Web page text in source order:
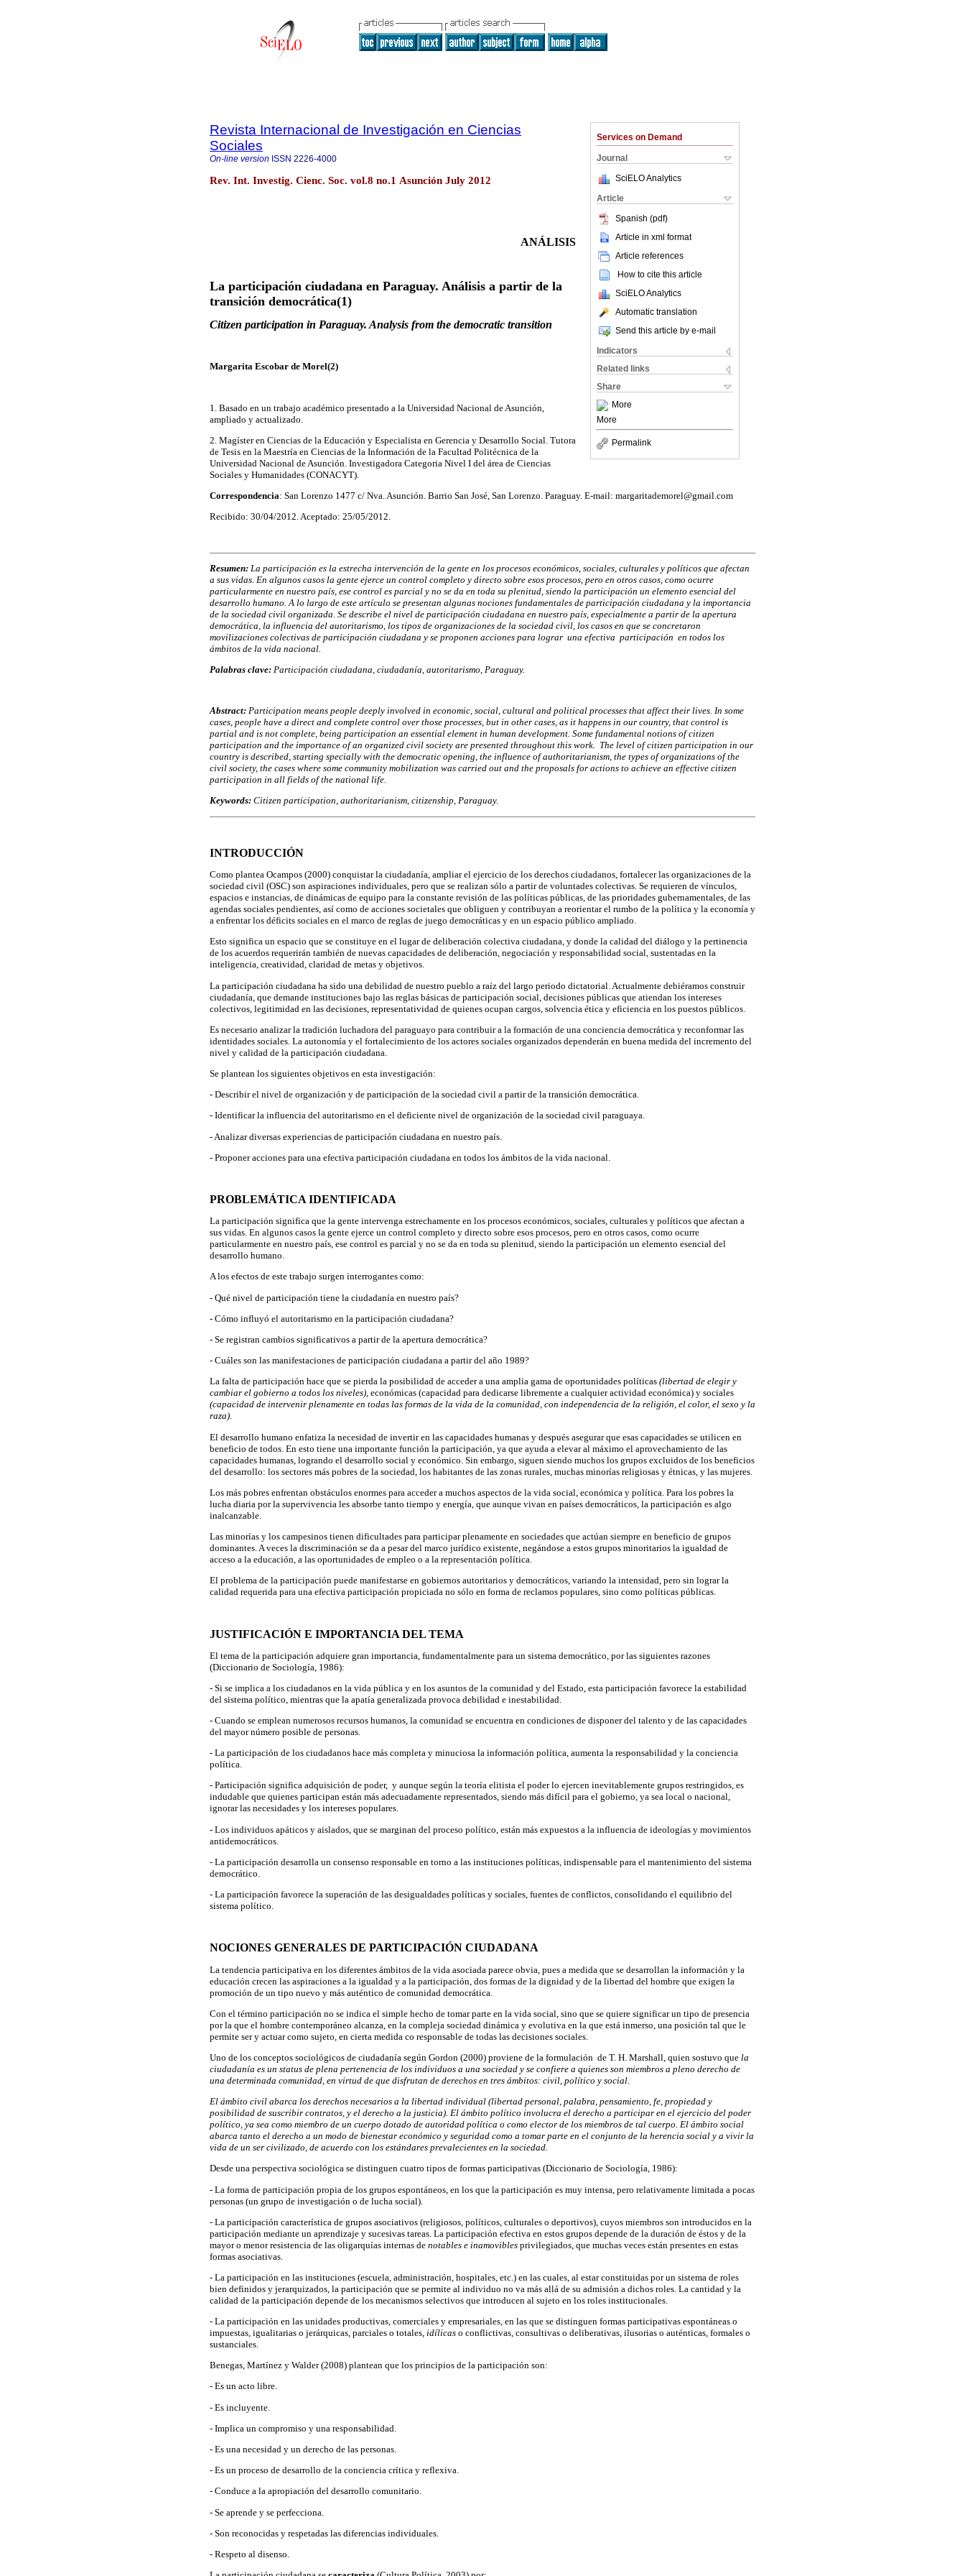
Services on Demand
Journal
SciELO Analytics
Article
Spanish (pdf)
Article in xml format
Article references
How to cite this article
SciELO Analytics
Automatic translation
Send this article by e-mail
Indicators
Related links
Share
More
More
Permalink
Revista Internacional de Investigación en Ciencias
Sociales
On-line version ISSN 2226-4000
Rev. Int. Investig. Cienc. Soc. vol.8 no.1 Asunción July 2012
ANÁLISIS
La participación ciudadana en Paraguay. Análisis a partir de la
transición democrática(1)
Citizen participation in Paraguay. Analysis from the democratic transition
Margarita Escobar de Morel(2)
1. Basado en un trabajo académico presentado a la Universidad Nacional de Asunción,
ampliado y actualizado.
2. Magíster en Ciencias de la Educación y Especialista en Gerencia y Desarrollo Social. Tutora
de Tesis en la Maestría en Ciencias de la Información de la Facultad Politécnica de la
Universidad Nacional de Asunción. Investigadora Categoria Nivel I del área de Ciencias
Sociales y Humanidades (CONACYT).
Correspondencia: San Lorenzo 1477 c/ Nva. Asunción. Barrio San José, San Lorenzo. Paraguay. E-mail: margaritademorel@gmail.com
Recibido: 30/04/2012. Aceptado: 25/05/2012.
Resumen: La participación es la estrecha intervención de la gente en los procesos económicos, sociales, culturales y políticos que afectan
a sus vidas. En algunos casos la gente ejerce un control completo y directo sobre esos procesos, pero en otros casos, como ocurre
particularmente en nuestro país, ese control es parcial y no se da en toda su plenitud, siendo la participación un elemento esencial del
desarrollo humano. A lo largo de este artículo se presentan algunas nociones fundamentales de participación ciudadana y la importancia
de la sociedad civil organizada. Se describe el nivel de participación ciudadana en nuestro país, especialmente a partir de la apertura
democrática, la influencia del autoritarismo, los tipos de organizaciones de la sociedad civil, los casos en que se concretaron
movilizaciones colectivas de participación ciudadana y se proponen acciones para lograr una efectiva participación en todos los
ámbitos de la vida nacional.
Palabras clave: Participación ciudadana, ciudadanía, autoritarismo, Paraguay.
Abstract: Participation means people deeply involved in economic, social, cultural and political processes that affect their lives. In some
cases, people have a direct and complete control over those processes, but in other cases, as it happens in our country, that control is
partial and is not complete, being participation an essential element in human development. Some fundamental notions of citizen
participation and the importance of an organized civil society are presented throughout this work. The level of citizen participation in our
country is described, starting specially with the democratic opening, the influence of authoritarianism, the types of organizations of the
civil society, the cases where some community mobilization was carried out and the proposals for actions to achieve an effective citizen
participation in all fields of the national life.
Keywords: Citizen participation, authoritarianism, citizenship, Paraguay.
INTRODUCCIÓN
Como plantea Ocampos (2000) conquistar la ciudadanía, ampliar el ejercicio de los derechos ciudadanos, fortalecer las organizaciones de la
sociedad civil (OSC) son aspiraciones individuales, pero que se realizan sólo a partir de voluntades colectivas. Se requieren de vínculos,
espacios e instancias, de dinámicas de equipo para la constante revisión de las políticas públicas, de las prioridades gubernamentales, de las
agendas sociales pendientes, así como de acciones societales que obliguen y contribuyan a reorientar el rumbo de la política y la economía y
a enfrentar los déficits sociales en el marco de reglas de juego democráticas y en un espacio público ampliado.
Esto significa un espacio que se constituye en el lugar de deliberación colectiva ciudadana, y donde la calidad del diálogo y la pertinencia
de los acuerdos requerirán también de nuevas capacidades de deliberación, negociación y responsabilidad social, sustentadas en la
inteligencia, creatividad, claridad de metas y objetivos.
La participación ciudadana ha sido una debilidad de nuestro pueblo a raíz del largo periodo dictatorial. Actualmente debiéramos construir
ciudadanía, que demande instituciones bajo las reglas básicas de participación social, decisiones públicas que atiendan los intereses
colectivos, legitimidad en las decisiones, representatividad de quienes ocupan cargos, solvencia ética y eficiencia en los puestos públicos.
Es necesario analizar la tradición luchadora del paraguayo para contribuir a la formación de una conciencia democrática y reconformar las
identidades sociales. La autonomía y el fortalecimiento de los actores sociales organizados dependerán en buena medida del incremento del
nivel y calidad de la participación ciudadana.
Se plantean los siguientes objetivos en esta investigación:
- Describir el nivel de organización y de participación de la sociedad civil a partir de la transición democrática.
- Identificar la influencia del autoritarismo en el deficiente nivel de organización de la sociedad civil paraguaya.
- Analizar diversas experiencias de participación ciudadana en nuestro país.
- Proponer acciones para una efectiva participación ciudadana en todos los ámbitos de la vida nacional.
PROBLEMÁTICA IDENTIFICADA
La participación significa que la gente intervenga estrechamente en los procesos económicos, sociales, culturales y políticos que afectan a
sus vidas. En algunos casos la gente ejerce un control completo y directo sobre esos procesos, pero en otros casos, como ocurre
particularmente en nuestro país, ese control es parcial y no se da en toda su plenitud, siendo la participación un elemento esencial del
desarrollo humano.
A los efectos de este trabajo surgen interrogantes como:
- Qué nivel de participación tiene la ciudadanía en nuestro país?
- Cómo influyó el autoritarismo en la participación ciudadana?
- Se registran cambios significativos a partir de la apertura democrática?
- Cuáles son las manifestaciones de participación ciudadana a partir del año 1989?
La falta de participación hace que se pierda la posibilidad de acceder a una amplia gama de oportunidades políticas (libertad de elegir y
cambiar el gobierno a todos los niveles), económicas (capacidad para dedicarse libremente a cualquier actividad económica) y sociales
(capacidad de intervenir plenamente en todas las formas de la vida de la comunidad, con independencia de la religión, el color, el sexo y la
raza).
El desarrollo humano enfatiza la necesidad de invertir en las capacidades humanas y después asegurar que esas capacidades se utilicen en
beneficio de todos. En esto tiene una importante función la participación, ya que ayuda a elevar al máximo el aprovechamiento de las
capacidades humanas, logrando el desarrollo social y económico. Sin embargo, siguen siendo muchos los grupos excluidos de los beneficios
del desarrollo: los sectores más pobres de la sociedad, los habitantes de las zonas rurales, muchas minorías religiosas y étnicas, y las mujeres.
Los más pobres enfrentan obstáculos enormes para acceder a muchos aspectos de la vida social, económica y política. Para los pobres la
lucha diaria por la supervivencia les absorbe tanto tiempo y energía, que aunque vivan en países democráticos, la participación es algo
inalcanzable.
Las minorías y los campesinos tienen dificultades para participar plenamente en sociedades que actúan siempre en beneficio de grupos
dominantes. A veces la discriminación se da a pesar del marco jurídico existente, negándose a estos grupos minoritarios la igualdad de
acceso a la educación, a las oportunidades de empleo o a la representación política.
El problema de la participación puede manifestarse en gobiernos autoritarios y democráticos, variando la intensidad, pero sin lograr la
calidad requerida para una efectiva participación propiciada no sólo en forma de reclamos populares, sino como políticas públicas.
JUSTIFICACIÓN E IMPORTANCIA DEL TEMA
El tema de la participación adquiere gran importancia, fundamentalmente para un sistema democrático, por las siguientes razones
(Diccionario de Sociología, 1986):
- Si se implica a los ciudadanos en la vida pública y en los asuntos de la comunidad y del Estado, esta participación favorece la estabilidad
del sistema político, mientras que la apatía generalizada provoca debilidad e inestabilidad.
- Cuando se emplean numerosos recursos humanos, la comunidad se encuentra en condiciones de disponer del talento y de las capacidades
del mayor número posible de personas.
- La participación de los ciudadanos hace más completa y minuciosa la información política, aumenta la responsabilidad y la conciencia
política.
- Participación significa adquisición de poder, y aunque según la teoría elitista el poder lo ejercen inevitablemente grupos restringidos, es
indudable que quienes participan están más adecuadamente representados, siendo más difícil para el gobierno, ya sea local o nacional,
ignorar las necesidades y los intereses populares.
- Los individuos apáticos y aislados, que se marginan del proceso político, están más expuestos a la influencia de ideologías y movimientos
antidemocráticos.
- La participación desarrolla un consenso responsable en torno a las instituciones políticas, indispensable para el mantenimiento del sistema
democrático.
- La participación favorece la superación de las desigualdades políticas y sociales, fuentes de conflictos, consolidando el equilibrio del
sistema político.
NOCIONES GENERALES DE PARTICIPACIÓN CIUDADANA
La tendencia participativa en los diferentes ámbitos de la vida asociada parece obvia, pues a medida que se desarrollan la información y la
educación crecen las aspiraciones a la igualdad y a la participación, dos formas de la dignidad y de la libertad del hombre que exigen la
promoción de un tipo nuevo y más auténtico de comunidad democrática.
Con el término participación no se indica el simple hecho de tomar parte en la vida social, sino que se quiere significar un tipo de presencia
por la que el hombre contemporáneo alcanza, en la compleja sociedad dinámica y evolutiva en la que está inmerso, una posición tal que le
permite ser y actuar como sujeto, en cierta medida co responsable de todas las decisiones sociales.
Uno de los conceptos sociológicos de ciudadanía según Gordon (2000) proviene de la formulación de T. H. Marshall, quien sostuvo que la
ciudadanía es un status de plena pertenencia de los individuos a una sociedad y se confiere a quienes son miembros a pleno derecho de
una determinada comunidad, en virtud de que disfrutan de derechos en tres ámbitos: civil, político y social
El ámbito civil abarca los derechos necesarios a la libertad individual (libertad personal, palabra, pensamiento, fe, propiedad y
posibilidad de suscribir contratos, y el derecho a la justicia). El ámbito político involucra el derecho a participar en el ejercicio del poder
político, ya sea como miembro de un cuerpo dotado de autoridad política o como elector de los miembros de tal cuerpo. El ámbito social
abarca tanto el derecho a un modo de bienestar económico y seguridad como a tomar parte en el conjunto de la herencia social y a vivir la
vida de un ser civilizado, de acuerdo con los estándares prevalecientes en la sociedad.
Desde una perspectiva sociológica se distinguen cuatro tipos de formas participativas (Diccionario de Sociología, 1986):
- La forma de participación propia de los grupos espontáneos, en los que la participación es muy intensa, pero relativamente limitada a pocas
personas (un grupo de investigación o de lucha social).
- La participación característica de grupos asociativos (religiosos, políticos, culturales o deportivos), cuyos miembros son introducidos en la
participación mediante un aprendizaje y sucesivas tareas. La participación efectiva en estos grupos depende de la duración de éstos y de la
mayor o menor resistencia de las oligarquías internas de notables e inamovibles privilegiados, que muchas veces están presentes en estas
formas asociativas.
- La participación en las instituciones (escuela, administración, hospitales, etc.) en las cuales, al estar constituidas por un sistema de roles
bien definidos y jerarquizados, la participación que se permite al individuo no va más allá de su admisión a dichos roles. La cantidad y la
calidad de la participación depende de los mecanismos selectivos que introducen al sujeto en los roles institucionales.
- La participación en las unidades productivas, comerciales y empresariales, en las que se distinguen formas participativas espontáneas o
impuestas, igualitarias o jerárquicas, parciales o totales, idílicas o conflictivas, consultivas o deliberativas, ilusorias o auténticas, formales o
sustanciales.
Benegas, Martínez y Walder (2008) plantean que los principios de la participación son:
- Es un acto libre.
- Es incluyente.
- Implica un compromiso y una responsabilidad.
- Es una necesidad y un derecho de las personas.
- Es un proceso de desarrollo de la conciencia crítica y reflexiva.
- Conduce a la apropiación del desarrollo comunitario.
- Se aprende y se perfecciona.
- Son reconocidas y respetadas las diferencias individuales.
- Respeto al disenso.